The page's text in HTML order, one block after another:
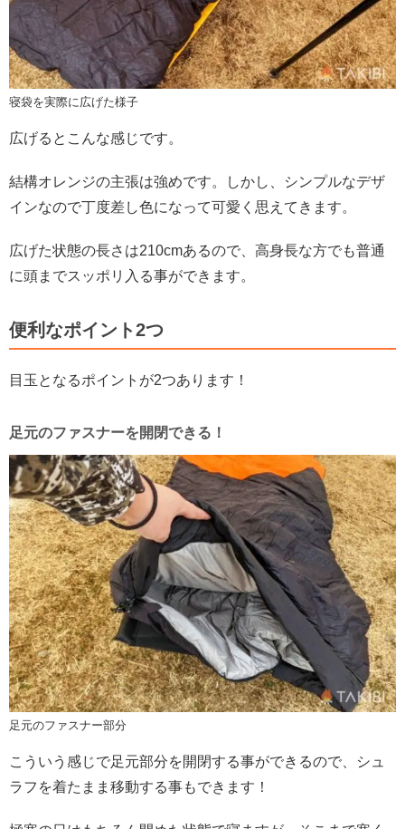
寝袋を実際に広げた様子
広げるとこんな感じです。
結構オレンジの主張は強めです。しかし、シンプルなデザ
インなので丁度差し色になって可愛く思えてきます。
広げた状態の長さは210cmあるので、高身長な方でも普通
に頭までスッポリ入る事ができます。
便利なポイント2つ
目玉となるポイントが2つあります！
足元のファスナーを開閉できる！
足元のファスナー部分
こういう感じで足元部分を開閉する事ができるので、シュ
ラフを着たまま移動する事もできます！